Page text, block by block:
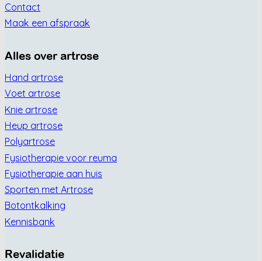
Contact
Maak een afspraak
Alles over artrose
Hand artrose
Voet artrose
Knie artrose
Heup artrose
Polyartrose
Fysiotherapie voor reuma
Fysiotherapie aan huis
Sporten met Artrose
Botontkalking
Kennisbank
Revalidatie